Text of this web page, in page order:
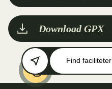
Download GPX
Find faciliteter